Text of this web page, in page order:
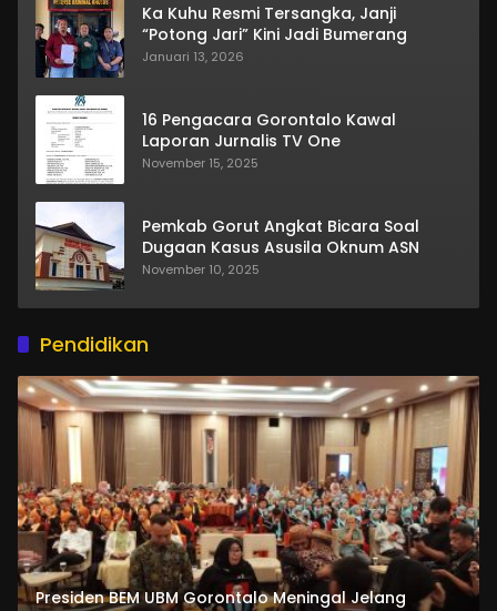
Ka Kuhu Resmi Tersangka, Janji
“Potong Jari” Kini Jadi Bumerang
Januari 13, 2026
16 Pengacara Gorontalo Kawal
Laporan Jurnalis TV One
November 15, 2025
Pemkab Gorut Angkat Bicara Soal
Dugaan Kasus Asusila Oknum ASN
November 10, 2025
Pendidikan
Presiden BEM UBM Gorontalo Meningal Jelang